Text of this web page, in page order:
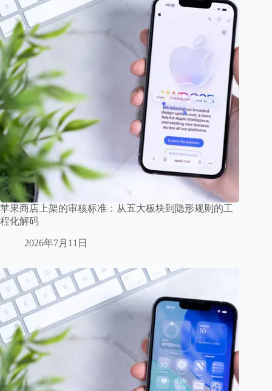
苹果商店上架的审核标准：从五大板块到隐形规则的工
程化解码
2026年7月11日